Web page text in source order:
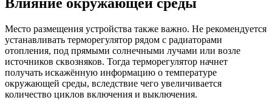
Место размещения устройства также важно. Не рекомендуется
устанавливать терморегулятор рядом с радиаторами
отопления, под прямыми солнечными лучами или возле
источников сквозняков. Тогда терморегулятор начнет
получать искажённую информацию о температуре
окружающей среды, вследствие чего увеличивается
количество циклов включения и выключения.